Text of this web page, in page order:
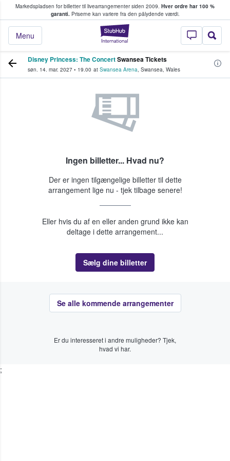
Markedspladsen for billetter til livearrangementer siden 2009. Hver ordre har 100 %
garanti.Priserne kan variere fra den pålydende værdi.
StubHub - Hvor
Menu
køber og sælger billetter
Disney Princess: The ConcertSwansea Tickets
søn. 14. mar. 2027 • 19.00 at Swansea Arena, Swansea, Wales
Ingen billetter... Hvad nu?
Der er ingen tilgængelige billetter til dette
arrangement lige nu - tjek tilbage senere!
Eller hvis du af en eller anden grund ikke kan
deltage i dette arrangement...
Sælg dine billetter
Se alle kommende arrangementer
Er du interesseret i andre muligheder? Tjek,
hvad vi har.
;